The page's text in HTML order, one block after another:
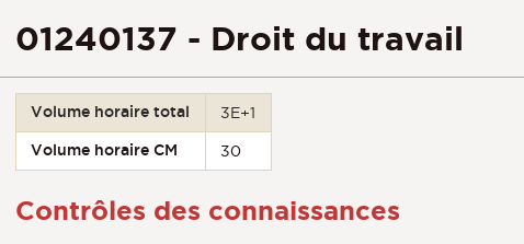
01240137 - Droit du travail
Volume horaire total 3E+1
Volume horaire CM 30
Contrôles des connaissances